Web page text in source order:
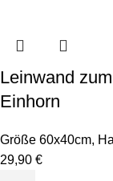
Leinwand
Einhorn
Größe 60x40cm,
29,90 €